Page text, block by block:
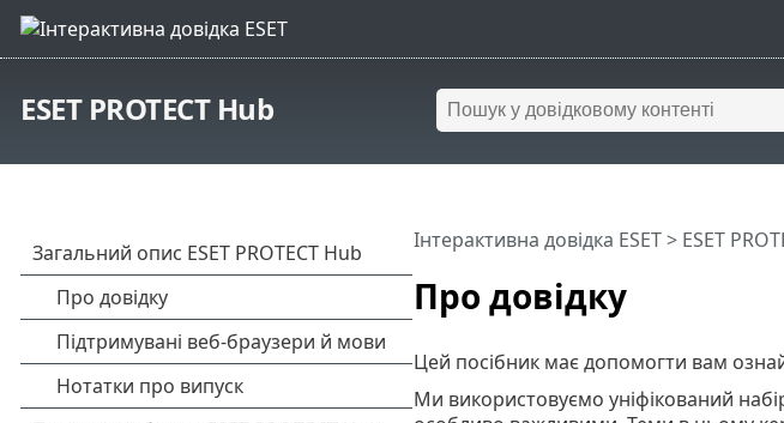
ESET PROTECT Hub
Про довідку
Інтерактивна довідка ESET> ESET
Цей посібник має допомогти вам
Ми використовуємо уніфікований